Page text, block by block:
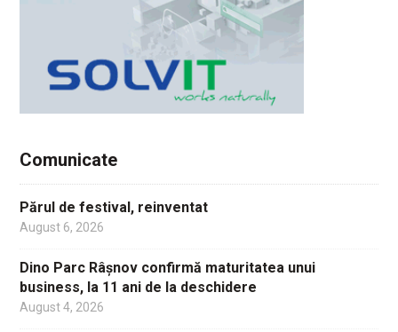
Comunicate
Părul de festival, reinventat
August 6, 2026
Dino Parc Râșnov confirmă maturitatea unui
business, la 11 ani de la deschidere
August 4, 2026